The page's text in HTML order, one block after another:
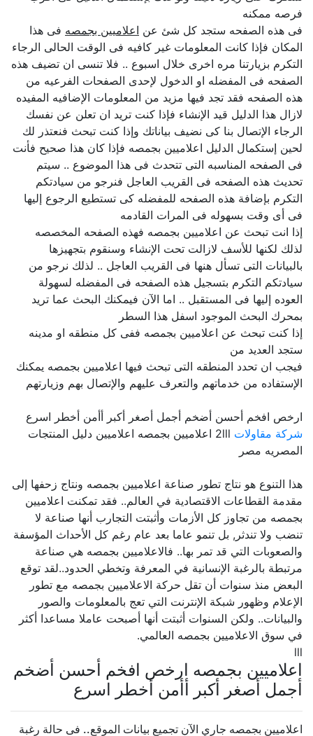
فرصه ممكنه
فى هذه الصفحه ستجد كل شئ عناعلاميين بجمصهفى هذا
المكان فإذا كانت المعلومات غير كافيه فى الوقت الحالى الرجاء
التكرم بزيارتنا مره اخرى خلال اسبوع .. فلا تنسى ان تضيف هذه
الصفحه فى المفضله او الدخول لإحدى الصفحات الفرعيه من
هذه الصفحه فقد تجد فيها مزيد من المعلومات الإضافيه المفيده
لازال هذا الدليل قيد الإنشاء فإذا كنت تريد ان تعلن عن نفسك
الرجاء الإتصال بنا كى نضيف بياناتك وإذا كنت تبحث فنعتذر لك
لحين إستكمال الدليل اعلاميين بجمصه فإذا كان هذا صحيح فأنت
فى الصفحه المناسبه التى تتحدث فى هذا الموضوع .. سيتم
تحديث هذه الصفحه فى القريب العاجل فنرجو من سيادتكم
التكرم بإضافة هذه الصفحه للمفضله كى تستطيع الرجوع إليها
فى أى وقت بسهوله فى المرات القادمه
إذا انت تبحث عن اعلاميين بجمصه فهذه الصفحه المخصصه
لذلك لكنها للأسف لازالت تحت الإنشاء وسنقوم بتجهيزها
بالبيانات التى تسأل هنها فى القريب العاجل .. لذلك نرجو من
سيادتكم التكرم بتسجيل هذه الصفحه فى المفضله لسهولة
العوده إليها فى المستقبل .. اما الآن فيمكنك البحث عما تريد
بمحرك البحث الموجود اسفل هذا السطر
إذا كنت تبحث عن اعلاميين بجمصه ففى كل منطقه او مدينه
ستجد العديد من
فيجب ان تحدد المنطقه التى تبحث فيها اعلاميين بجمصه يمكنك
الإستفاده من خدماتهم والتعرف عليهم والإتصال بهم وزيارتهم
ارخص افخم أحسن أضخم أجمل أصغر أكبر أأمن أخطر اسرع
شركة مقاولات
2lll اعلاميين بجمصه اعلاميين دليل المنتجات
المصريه مصر
هذا التنوع هو نتاج تطور صناعة اعلاميين بجمصه ونتاج زحفها إلى
مقدمة القطاعات الاقتصادية في العالم.. فقد تمكنت اعلاميين
بجمصه من تجاوز كل الأزمات وأثبتت التجارب أنها صناعة لا
تنضب ولا تندثر, بل تنمو عاما بعد عام رغم كل الأحداث المؤسفة
والصعوبات التي قد تمر بها.. فالاعلاميين بجمصه هي صناعة
مرتبطة بالرغبة الإنسانية في المعرفة وتخطي الحدود..لقد توقع
البعض منذ سنوات أن تقل حركة الاعلاميين بجمصه مع تطور
الإعلام وظهور شبكة الإنترنت التي تعج بالمعلومات والصور
والبيانات.. ولكن السنوات أثبتت أنها أصبحت عاملا مساعدا أكثر
في سوق الاعلاميين بجمصه العالمي.
اعلاميين بجمصه ارخص افخم أحسن أضخم
أجمل أصغر أكبر أأمن أخطر اسرع
اعلاميين بجمصه جاري الآن تجميع بيانات الموقع.. فى حالة رغبة